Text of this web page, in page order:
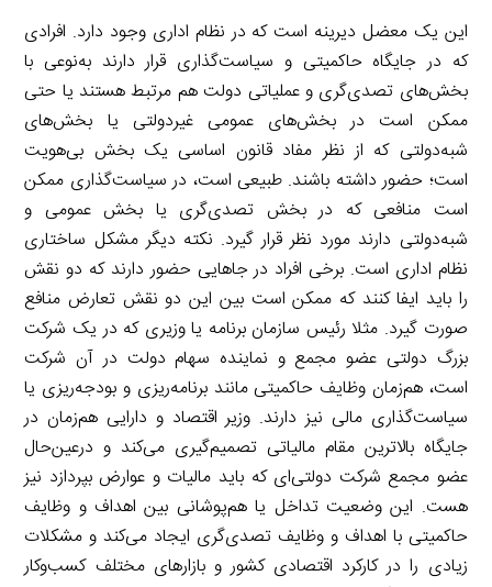
این یک معضل دیرینه است که در نظام اداری وجود دارد. افرادی
که در جایگاه حاکمیتی و سیاست‌گذاری قرار دارند به‌نوعی با
بخش‌های تصدی‌گری و عملیاتی دولت هم مرتبط هستند یا حتی
ممکن است در بخش‌های عمومی غیردولتی یا بخش‌های
شبه‌دولتی که از نظر مفاد قانون اساسی یک بخش بی‌هویت
است؛ حضور داشته باشند. طبیعی است، در سیاست‌گذاری ممکن
است منافعی که در بخش تصدی‌گری یا بخش عمومی و
شبه‌دولتی دارند مورد نظر قرار گیرد. نکته دیگر مشکل ساختاری
نظام اداری است. برخی افراد در جاهایی حضور دارند که دو نقش
را باید ایفا کنند که ممکن است بین این دو نقش تعارض منافع
صورت ‌گیرد. مثلا رئیس سازمان برنامه یا وزیری که در یک شرکت
بزرگ دولتی عضو مجمع و نماینده سهام دولت در آن شرکت
است، هم‌زمان وظایف حاکمیتی مانند برنامه‌ریزی و بودجه‌‌ریزی یا
سیاست‌گذاری مالی نیز دارند. وزیر اقتصاد و دارایی هم‌زمان در
جایگاه بالاترین مقام مالیاتی تصمیم‌گیری می‌کند و درعین‌حال
عضو مجمع شرکت دولتی‌ای که باید مالیات و عوارض بپردازد نیز
هست. این وضعیت تداخل یا هم‌پوشانی بین اهداف و وظایف
حاکمیتی با اهداف و وظایف تصدی‌گری ایجاد می‌کند و مشکلات
زیادی را در کارکرد اقتصادی کشور و بازارهای مختلف کسب‌و‌کار